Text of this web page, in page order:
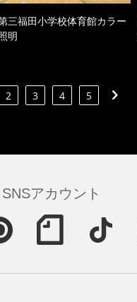
三福田小学校体育館カラー
明
2 3 4 5
アカウント